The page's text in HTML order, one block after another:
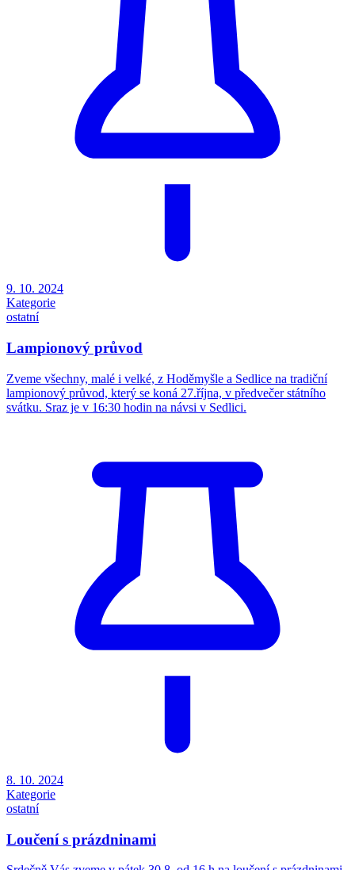
9. 10. 2024
Kategorie
ostatní
Lampionový průvod
Zveme všechny, malé i velké, z Hoděmyšle a Sedlice na tradiční
lampionový průvod, který se koná 27.října, v předvečer státního
svátku. Sraz je v 16:30 hodin na návsi v Sedlici.
8. 10. 2024
Kategorie
ostatní
Loučení s prázdninami